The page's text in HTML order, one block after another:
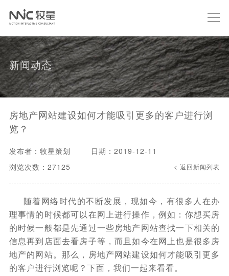
新闻动态
房地产网站建设如何才能吸引更多的客户进行浏
览？
发布者：牧星策划
日期：2019-12-11
浏览次数：27125
< 返回新闻列表
随着网络时代的不断发展，现如今，有很多人在办
理事情的时候都可以在网上进行操作，例如：你想买房
的时候一般都是先通过一些房地产网站查找一下相关的
信息再到店面去看房子等，而且如今在网上也是很多房
地产的网站。那么，房地产网站建设如何才能吸引更多
的客户进行浏览呢？下面，我们一起来看看。